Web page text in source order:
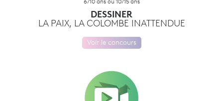
6/10 ans ou 10/15 ans
DESSINER
LA PAIX, LA COLOMBE INATTENDUE
Voir le concours